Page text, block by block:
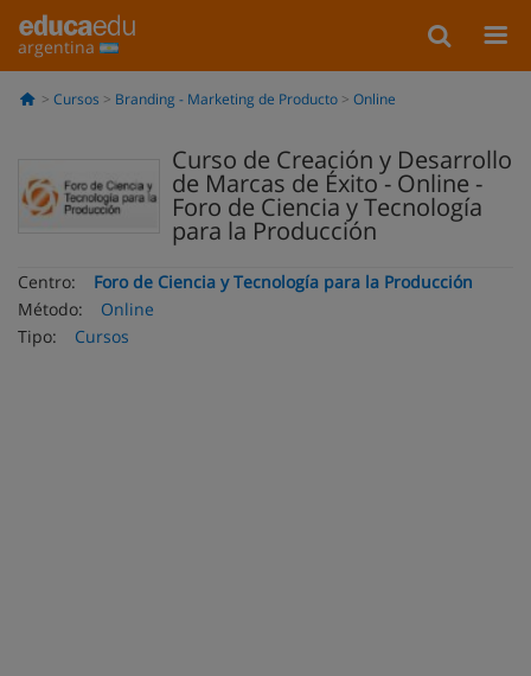
argentina
Cursos Branding - Marketing de Producto Online
Curso de Creación y Desarrollo
de Marcas de Éxito - Online -
Foro de Ciencia y Tecnología
para la Producción
Centro:
Foro de Ciencia y Tecnología para la Producción
Método:
Online
Tipo:
Cursos